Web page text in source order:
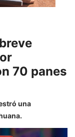
70 panes
una